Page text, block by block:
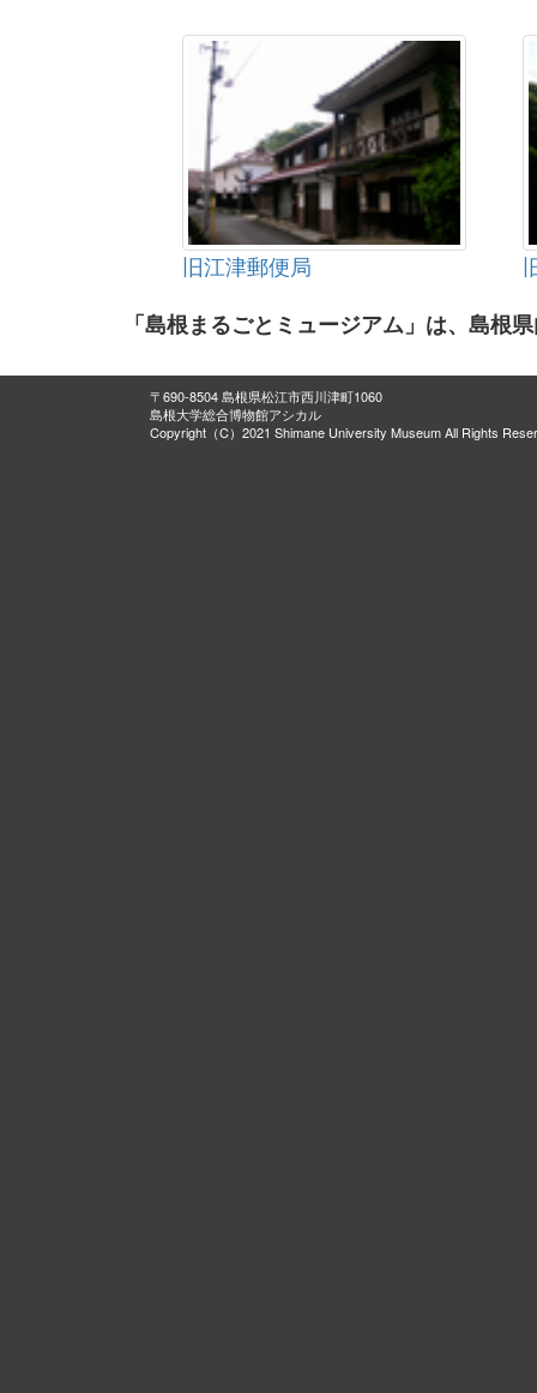
旧江津郵便局
「島根まるごとミュージアム」は、島根
〒690-8504 島根県松江市西川津町1060
島根大学総合博物館アシカル
Copyright（C）2021 Shimane University Museum All Rights